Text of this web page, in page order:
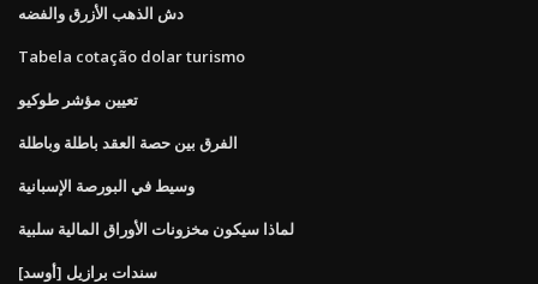
دش الذهب الأزرق والفضه
Tabela cotação dolar turismo
تعيين مؤشر طوكيو
الفرق بين حصة العقد باطلة وباطلة
وسيط في البورصة الإسبانية
لماذا سيكون مخزونات الأوراق المالية سلبية
سندات برازيل [أوسد]